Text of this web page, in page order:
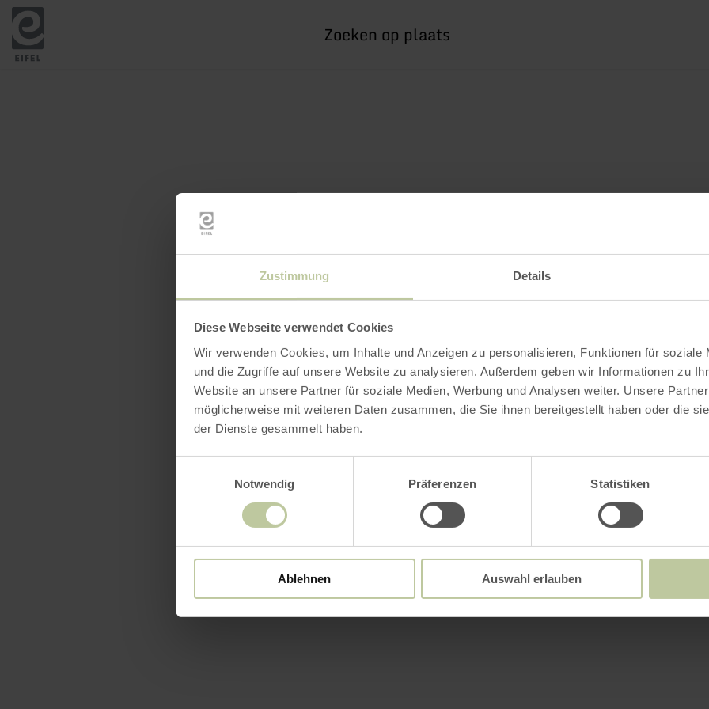
Zustimmung Details
Diese Webseite verwendet Cookies
Wir verwenden Cookies, um Inhalte und Anzeigen zu personalisieren, Funktionen für soziale
und die Zugriffe auf unsere Website zu analysieren. Außerdem geben wir Informationen zu
Website an unsere Partner für soziale Medien, Werbung und Analysen weiter. Unsere
möglicherweise mit weiteren Daten zusammen, die Sie ihnen bereitgestellt haben oder die
der Dienste gesammelt haben.
Notwendig
Präferenzen Statistiken
Ablehnen Auswahl erlauben
zoek